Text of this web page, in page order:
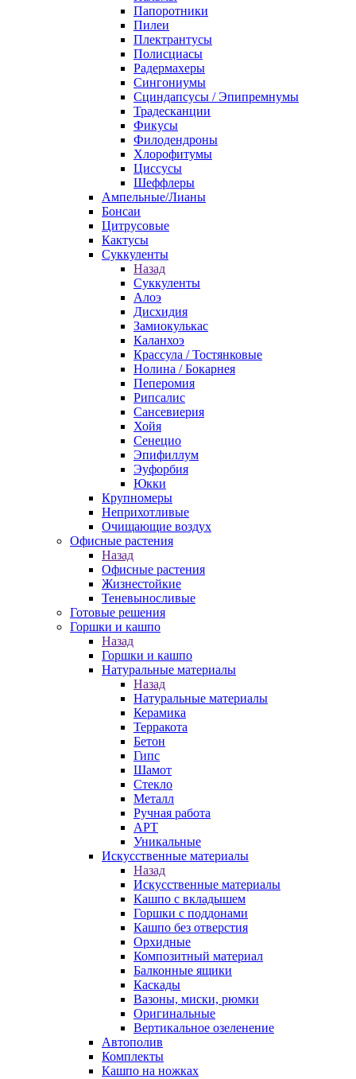
Папоротники
Пилеи
Плектрантусы
Полисциасы
Радермахеры
Сингониумы
Сциндапсусы / Эпипремнумы
Традесканции
Фикусы
Филодендроны
Хлорофитумы
Циссусы
Шеффлеры
Ампельные/Лианы
Бонсаи
Цитрусовые
Кактусы
Суккуленты
Назад
Суккуленты
Алоэ
Дисхидия
Замиокулькас
Каланхоэ
Крассула / Тостянковые
Нолина / Бокарнея
Пеперомия
Рипсалис
Сансевиерия
Хойя
Сенецио
Эпифиллум
Эуфорбия
Юкки
Крупномеры
Неприхотливые
Очищающие воздух
Офисные растения
Назад
Офисные растения
Жизнестойкие
Теневыносливые
Готовые решения
Горшки и кашпо
Назад
Горшки и кашпо
Натуральные материалы
Назад
Натуральные материалы
Керамика
Терракота
Бетон
Гипс
Шамот
Стекло
Металл
Ручная работа
АРТ
Уникальные
Искусственные материалы
Назад
Искусственные материалы
Кашпо с вкладышем
Горшки с поддонами
Кашпо без отверстия
Орхидные
Композитный материал
Балконные ящики
Каскады
Вазоны, миски, рюмки
Оригинальные
Вертикальное озеленение
Автополив
Комплекты
Кашпо на ножках